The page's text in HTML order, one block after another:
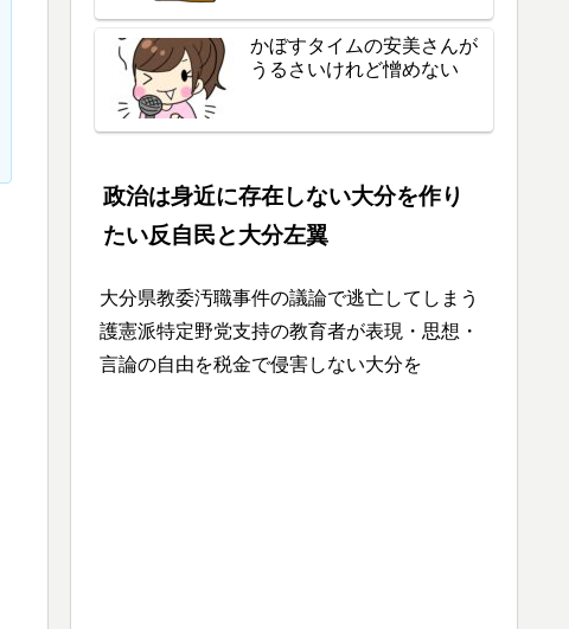
かぼすタイムの安美さんが
うるさいけれど憎めない
政治は身近に存在しない大分を作り
たい反自民と大分左翼
大分県教委汚職事件の議論で逃亡してしまう
護憲派特定野党支持の教育者が表現・思想・
言論の自由を税金で侵害しない大分を